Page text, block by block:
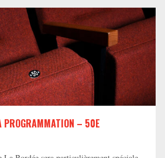
PROGRAMMATION – 50E